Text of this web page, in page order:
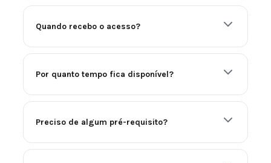
Quando recebo o acesso?
Por quanto tempo fica disponível?
Preciso de algum pré-requisito?